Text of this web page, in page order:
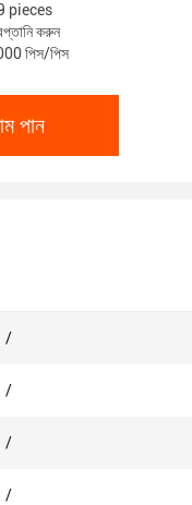
pieces
করুন
পিস/পিস
পান
/
/
/
/